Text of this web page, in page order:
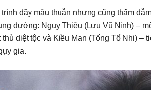
trình đầy mâu thuẫn nhưng cũng thấm
đường: Ngụy Thiệu (Lưu Vũ Ninh) –
thù diệt tộc và Kiều Man (Tống Tổ Nhi) –
gia.